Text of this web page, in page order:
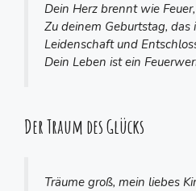
Dein Herz brennt wie
Zu deinem Geburtstag, das
Leidenschaft und
Dein Leben ist ein
Der Traum des Glücks
Träume groß, mein liebes